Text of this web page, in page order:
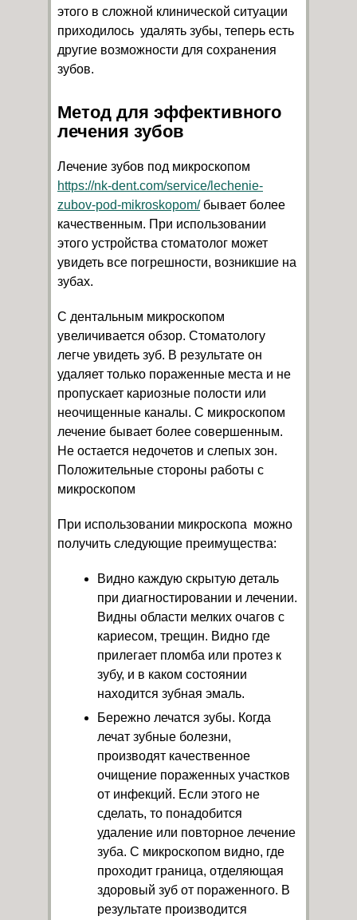
этого в сложной клинической ситуации
приходилось удалять зубы, теперь есть
другие возможности для сохранения
зубов.
Метод для эффективного
лечения зубов
Лечение зубов под микроскопом
https://nk-dent.com/service/lechenie-
zubov-pod-mikroskopom/бывает более
качественным. При использовании
этого устройства стоматолог может
увидеть все погрешности, возникшие на
зубах.
С дентальным микроскопом
увеличивается обзор. Стоматологу
легче увидеть зуб. В результате он
удаляет только пораженные места и не
пропускает кариозные полости или
неочищенные каналы. С микроскопом
лечение бывает более совершенным.
Не остается недочетов и слепых зон.
Положительные стороны работы с
микроскопом
При использовании микроскопа можно
получить следующие преимущества:
Видно каждую скрытую деталь
при диагностировании и лечении.
Видны области мелких очагов с
кариесом, трещин. Видно где
прилегает пломба или протез к
зубу, и в каком состоянии
находится зубная эмаль.
Бережно лечатся зубы. Когда
лечат зубные болезни,
производят качественное
очищение пораженных участков
от инфекций. Если этого не
сделать, то понадобится
удаление или повторное лечение
зуба. С микроскопом видно, где
проходит граница, отделяющая
здоровый зуб от пораженного. В
результате производится